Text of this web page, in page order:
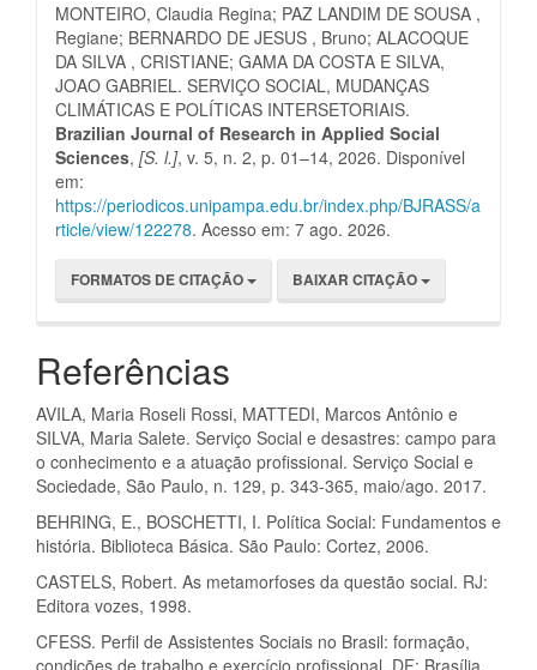
MONTEIRO, Claudia Regina; PAZ LANDIM DE SOUSA ,
Regiane; BERNARDO DE JESUS , Bruno; ALACOQUE
DA SILVA , CRISTIANE; GAMA DA COSTA E SILVA,
JOAO GABRIEL. SERVIÇO SOCIAL, MUDANÇAS
CLIMÁTICAS E POLÍTICAS INTERSETORIAIS.
Brazilian Journal of Research in Applied Social
Sciences, [S. l.], v. 5, n. 2, p. 01–14, 2026. Disponível
em:
https://periodicos.unipampa.edu.br/index.php/BJRASS/a
rticle/view/122278. Acesso em: 7 ago. 2026.
FORMATOS DE CITAÇÃO BAIXAR CITAÇÃO
Referências
AVILA, Maria Roseli Rossi, MATTEDI, Marcos Antônio e
SILVA, Maria Salete. Serviço Social e desastres: campo para
o conhecimento e a atuação profissional. Serviço Social e
Sociedade, São Paulo, n. 129, p. 343-365, maio/ago. 2017.
BEHRING, E., BOSCHETTI, I. Política Social: Fundamentos e
história. Biblioteca Básica. São Paulo: Cortez, 2006.
CASTELS, Robert. As metamorfoses da questão social. RJ:
Editora vozes, 1998.
CFESS. Perfil de Assistentes Sociais no Brasil: formação,